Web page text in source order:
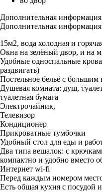
Дополнительная информация
Дополнительная информация
15м2, вода холодная и
Окна на зелёный двор, и на
Удобные односпальные
раздвигать)
Постельное бельё с
Душевая комната: душ,
туалетная бумага
Электрочайник,
Телевизор
Кондиционер
Прикроватные тумбочки
Удобный стол для еды и
Два типа вешалок: с
компактно и удобно вместо
Интернет wi-fi
Перед каждым номером
Есть общая кухня с посудой